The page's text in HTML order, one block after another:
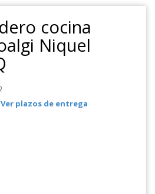
cocina
Niquel
Ver plazos de entrega